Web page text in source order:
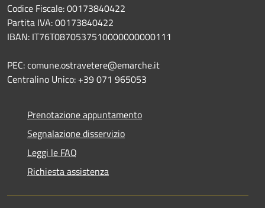
Codice Fiscale: 00173840422
Partita IVA: 00173840422
IBAN: IT76T0870537510000000000111
PEC: comune.ostravetere@emarche.it
Centralino Unico: +39 071 965053
Prenotazione appuntamento
Segnalazione disservizio
Leggi le FAQ
Richiesta assistenza